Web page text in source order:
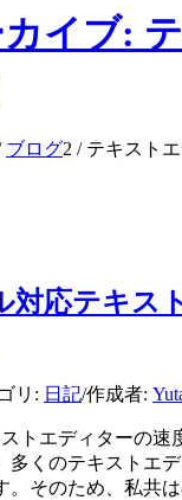
イブ:
ブログ2 / テキスト
対応テキス
リ: 日記/作成者:
トエディターの速
多くのテキストエ
。そのため、私共